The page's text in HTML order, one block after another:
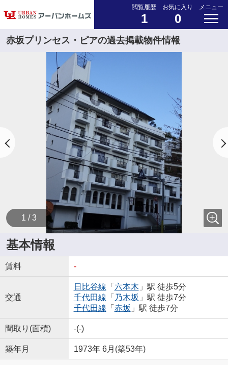
閲覧履歴
1
お気に入り
0
メニュー
赤坂プリンセス・ピアの過去掲載物件情報
1 / 3
基本情報
賃料 -
交通
日比谷線 「 六本木 」駅 徒歩5分
千代田線 「 乃木坂 」駅 徒歩7分
千代田線 「 赤坂 」駅 徒歩7分
間取り(面積) -(-)
築年月 1973年 6月(築53年)